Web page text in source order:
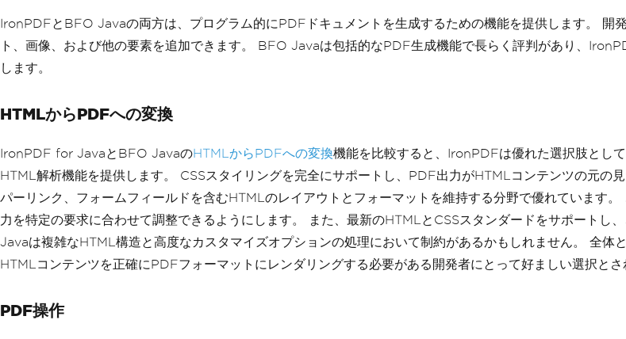
IronPDFとBFO Javaの両方は、プログラム的にPDFドキュメントを生成するための機能を提供します。 開
ト、画像、および他の要素を追加できます。 BFO Javaは包括的なPDF生成機能で長らく評判があり、
します。
HTMLからPDFへの変換
IronPDF for JavaとBFO JavaのHTMLからPDFへの変換機能を比較すると、IronPDFは優れた選択肢とし
HTML解析機能を提供します。 CSSスタイリングを完全にサポートし、PDF出力がHTMLコンテンツの元の
パーリンク、フォームフィールドを含むHTMLのレイアウトとフォーマットを維持する分野で優れています
力を特定の要求に合わせて調整できるようにします。 また、最新のHTMLとCSSスタンダードをサポート
Javaは複雑なHTML構造と高度なカスタマイズオプションの処理において制約があるかもしれません。 全
HTMLコンテンツを正確にPDFフォーマットにレンダリングする必要がある開発者にとって好ましい選択とさ
PDF操作